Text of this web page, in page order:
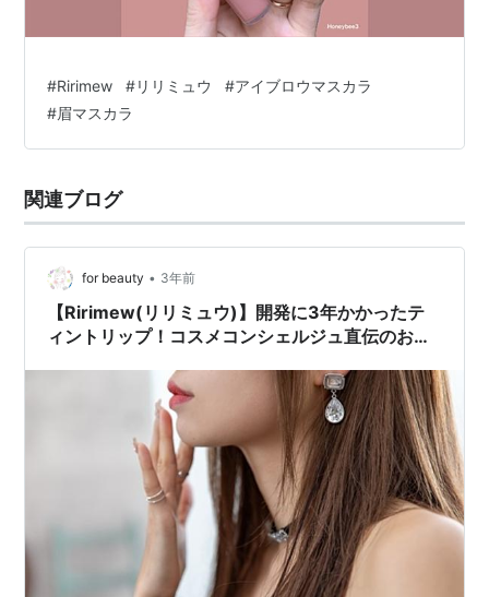
#Ririmew #リリミュウ #アイブロウマスカラ
#眉マスカラ
関連ブログ
for beauty • 3年前
【Ririmew(リリミュウ)】開発に3年かかったテ
ィントリップ！コスメコンシェルジュ直伝のおす